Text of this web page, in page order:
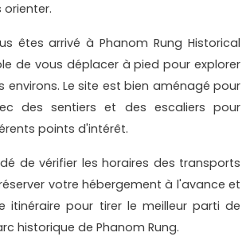
orienter.
êtes arrivé à Phanom Rung Historical
de vous déplacer à pied pour explorer
environs. Le site est bien aménagé pour
des sentiers et des escaliers pour
points d'intérêt.
de vérifier les horaires des transports
votre hébergement à l'avance et
itinéraire pour tirer le meilleur parti de
historique de Phanom Rung.